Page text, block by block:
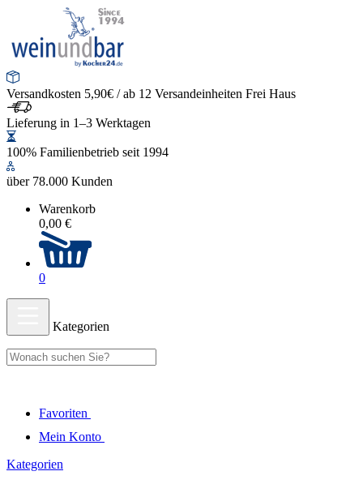
Versandkosten 5,90€ / ab 12 Versandeinheiten Frei Haus
Lieferung in 1–3 Werktagen
100% Familienbetrieb seit 1994
über 78.000 Kunden
Warenkorb
0,00 €
0
Kategorien
Favoriten
Mein Konto
Kategorien